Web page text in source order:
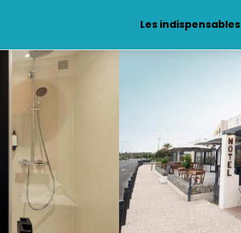
Les indispensables